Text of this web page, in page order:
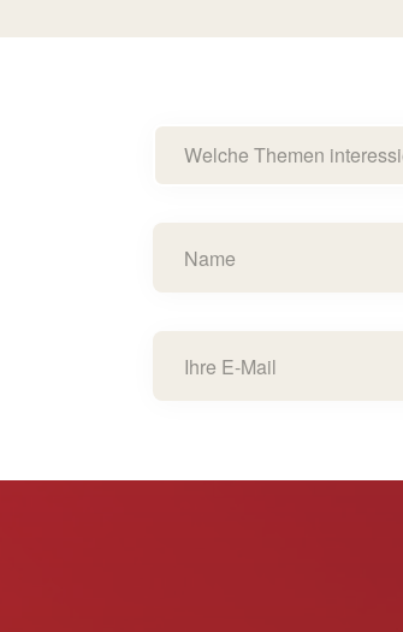
Welche Themen